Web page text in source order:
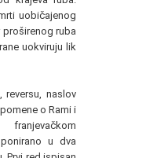
uobičajenog
ruba
uokviruju lik
reversu, naslov
o Rami i
u dva